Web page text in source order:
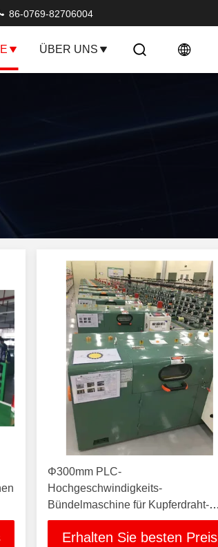
86-0769-82706004
ÜBER UNS
Φ300mm PLC-
Hochgeschwindigkeits-
Bündelmaschine für Kupferdraht-
Kabelleiter, die Maschinen-Draht-
Bündler herstellen
Erhalten Sie besten Preis